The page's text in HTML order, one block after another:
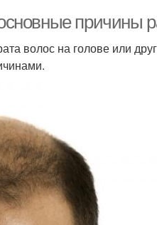
причины
волос на голове или